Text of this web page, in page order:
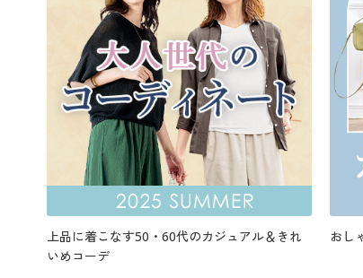
上品に着こなす50・60代のカジュアル＆きれ
いめコーデ
おし